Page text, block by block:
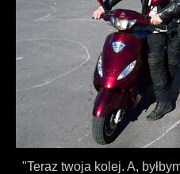
"Teraz twoja kolej. A,